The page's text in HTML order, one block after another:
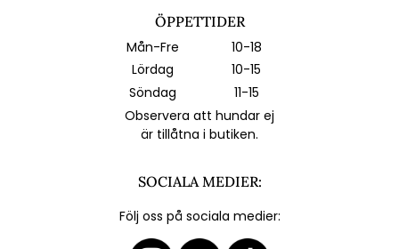
ÖPPETTIDER
Mån-Fre
10-18
Lördag
10-15
Söndag
11-15
Observera att hundar ej
är tillåtna i butiken.
SOCIALA MEDIER:
Följ oss på sociala medier: